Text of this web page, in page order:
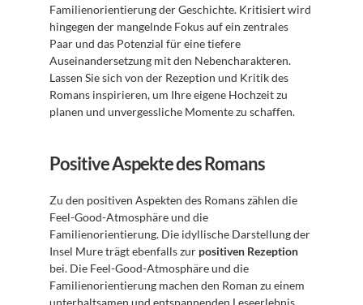
Familienorientierung der Geschichte. Kritisiert wird
hingegen der mangelnde Fokus auf ein zentrales
Paar und das Potenzial für eine tiefere
Auseinandersetzung mit den Nebencharakteren.
Lassen Sie sich von der Rezeption und Kritik des
Romans inspirieren, um Ihre eigene Hochzeit zu
planen und unvergessliche Momente zu schaffen.
Positive Aspekte des Romans
Zu den positiven Aspekten des Romans zählen die
Feel-Good-Atmosphäre und die
Familienorientierung. Die idyllische Darstellung der
Insel Mure trägt ebenfalls zur positiven Rezeption
bei. Die Feel-Good-Atmosphäre und die
Familienorientierung machen den Roman zu einem
unterhaltsamen und entspannenden Leseerlebnis.